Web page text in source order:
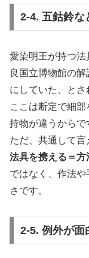
2-4. 五鈷鈴な
愛染明王が持つ
良国立博物館の
にしていた、とさ
ここは断定で細
持物が違うからで
ただ、共通して言
法具を携える＝方
ではなく、作法
さです。
2-5. 例外が面